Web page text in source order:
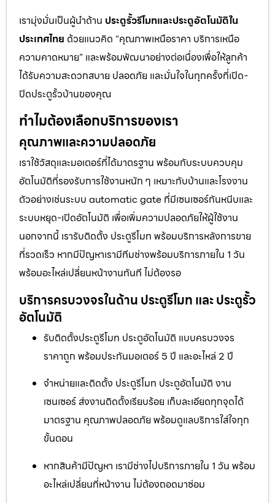
เรามุ่งมั่นเป็นผู้นำด้าน ประตูรั้วรีโมทและประตูอัตโนมัติใน
ประเทศไทย ด้วยแนวคิด “คุณภาพเหนือราคา บริการเหนือ
ความคาดหมาย” และพร้อมพัฒนาอย่างต่อเนื่องเพื่อให้ลูกค้า
ได้รับความสะดวกสบาย ปลอดภัย และมั่นใจในทุกครั้งที่เปิด-
ปิดประตูรั้วบ้านของคุณ
ทำไมต้องเลือกบริการของเรา
คุณภาพและความปลอดภัย
เราใช้วัสดุและมอเตอร์ที่ได้มาตรฐาน พร้อมกับระบบควบคุม
อัตโนมัติที่รองรับการใช้งานหนัก ๆ เหมาะกับบ้านและโรงงาน
ตัวอย่างเช่นระบบ automatic gate ที่มีเซนเซอร์กันหนีบและ
ระบบหยุด-เปิดอัตโนมัติ เพื่อเพิ่มความปลอดภัยให้ผู้ใช้งาน
นอกจากนี้ เรารับติดตั้ง ประตูรีโมท พร้อมบริการหลังการขาย
ที่รวดเร็ว หากมีปัญหาเรามีทีมช่างพร้อมบริการภายใน 1 วัน
พร้อมอะไหล่เปลี่ยนหน้างานทันที ไม่ต้องรอ
บริการครบวงจรในด้าน ประตูรีโมท และ ประตูรั้ว
อัตโนมัติ
รับติดตั้งประตูรีโมท ประตูอัตโนมัติ แบบครบวงจร
ราคาถูก พร้อมประกันมอเตอร์ 5 ปี และอะไหล่ 2 ปี
จำหน่ายและติดตั้ง ประตูรีโมท ประตูอัตโนมัติ งาน
เซนเซอร์ ส่งงานติดตั้งเรียบร้อย เก็บละเอียดทุกจุดได้
มาตรฐาน คุณภาพปลอดภัย พร้อมดูแลบริการใส่ใจทุก
ขั้นตอน
หากสินค้ามีปัญหา เรามีช่างไปบริการภายใน 1 วัน พร้อม
อะไหล่เปลี่ยนที่หน้างาน ไม่ต้องถอดมาซ่อม